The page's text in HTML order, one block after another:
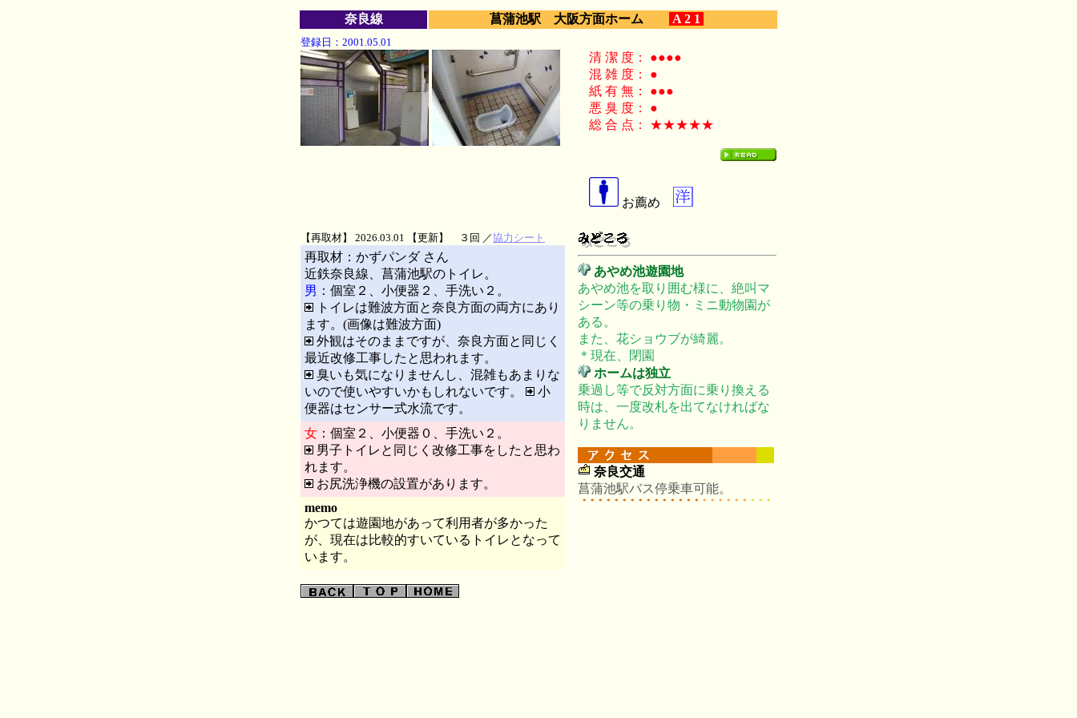
奈良線 菖蒲池駅 大阪方面ホーム A 2 1
登録日：2001.05.01
清 潔 度： ●●●●
混 雑 度： ●
紙 有 無： ●●●
悪 臭 度： ●
総 合 点： ★★★★★
お薦め
【再取材】 2026.03.01 【更新】 ３回 ／協力シート
再取材：かずパンダ さん
近鉄奈良線、菖蒲池駅のトイレ。
男 ：個室２、小便器２、手洗い２。
トイレは難波方面と奈良方面の両方にあり
ます。(画像は難波方面)
外観はそのままですが、奈良方面と同じく
最近改修工事したと思われます。
臭いも気になりませんし、混雑もあまりな
いので使いやすいかもしれないです。
小
便器はセンサー式水流です。
女 ：個室２、小便器０、手洗い２。
男子トイレと同じく改修工事をしたと思わ
れます。
お尻洗浄機の設置があります。
memo
かつては遊園地があって利用者が多かった
が、現在は比較的すいているトイレとなって
います。
あやめ池遊園地
あやめ池を取り囲む様に、絶叫マ
シーン等の乗り物・ミニ動物園が
ある。
また、花ショウブが綺麗。
＊現在、閉園
ホームは独立
乗過し等で反対方面に乗り換える
時は、一度改札を出てなければな
りません。
奈良交通
菖蒲池駅バス停乗車可能。